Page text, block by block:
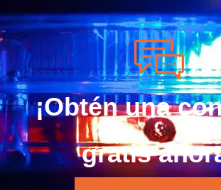
¡Obtén una
gratis